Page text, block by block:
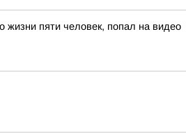
жизни пяти человек, попал на видео